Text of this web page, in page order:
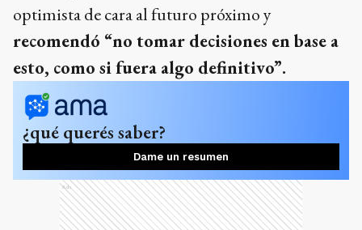
optimista de cara al futuro próximo y
recomendó “no tomar decisiones en base a
esto, como si fuera algo definitivo”.
¿qué querés saber?
Dame un resumen
Ads